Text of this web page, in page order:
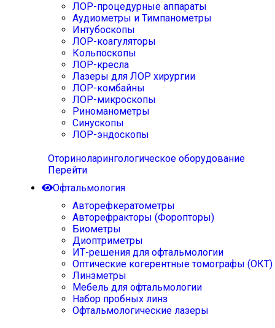
ЛОР-процедурные аппараты
Аудиометры и Тимпанометры
Интубоскопы
ЛОР-коагуляторы
Кольпоскопы
ЛОР-кресла
Лазеры для ЛОР хирургии
ЛОР-комбайны
ЛОР-микроскопы
Риноманометры
Синускопы
ЛОР-эндоскопы
Оториноларингологическое оборудование
Перейти
Офтальмология
Авторефкератометры
Авторефракторы (Форопторы)
Биометры
Диоптриметры
ИТ-решения для офтальмологии
Оптические когерентные томографы (ОКТ)
Линзметры
Мебель для офтальмологии
Набор пробных линз
Офтальмологические лазеры